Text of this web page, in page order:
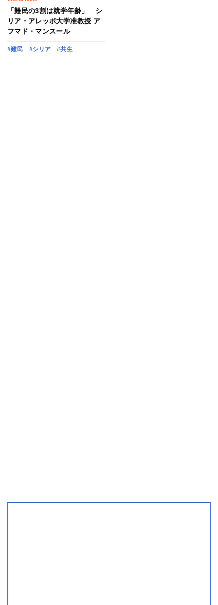
「難民の3割は就学年齢」 シ
リア・アレッポ大学准教授 ア
フマド・マンスール
#難民 #シリア #共生